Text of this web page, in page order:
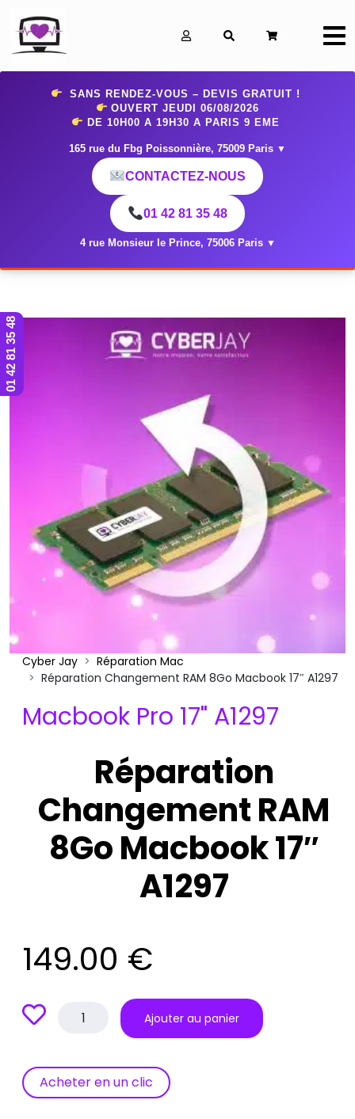
SANS RENDEZ-VOUS – DEVIS GRATUIT !
OUVERT JEUDI 06/08/2026
DE 10H00 A 19H30 A PARIS 9 EME
165 rue du Fbg Poissonnière, 75009 Paris ▼
CONTACTEZ-NOUS
01 42 81 35 48
4 rue Monsieur le Prince, 75006 Paris ▼
Cyber Jay
Réparation Mac
Réparation Changement RAM 8Go Macbook 17″ A1297
Macbook Pro 17" A1297
Réparation
Changement RAM
8Go Macbook 17″
A1297
149.00 €
quantité
RAM
Ajouter au panier
Acheter en un clic
01 42 81 35 48